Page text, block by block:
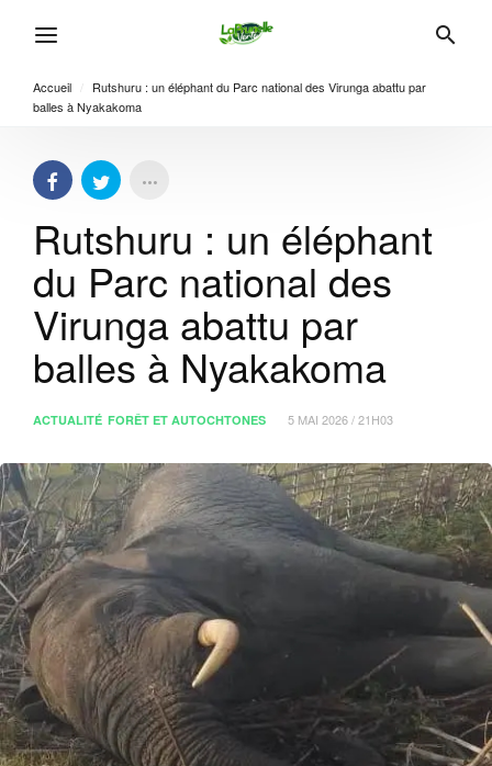
Accueil
Rutshuru : un éléphant du Parc national des Virunga abattu par
balles à Nyakakoma
Rutshuru : un éléphant
du Parc national des
Virunga abattu par
balles à Nyakakoma
ACTUALITÉ FORÊT ET AUTOCHTONES 5 MAI 2026 / 21H03